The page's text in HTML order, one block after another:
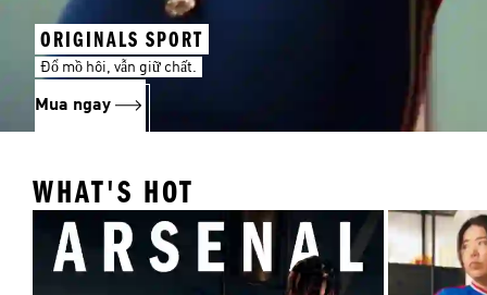
ORIGINALS SPORT
Đổ mồ hôi, vẫn giữ chất.
Mua ngay
WHAT'S HOT